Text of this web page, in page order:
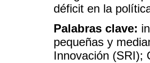
déficit en la
Palabras clave:
pequeñas y
Innovación (SRI);